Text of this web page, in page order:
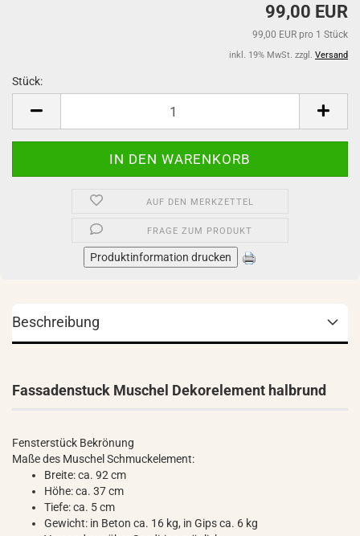
99,00 EUR
99,00 EUR pro 1 Stück
inkl. 19% MwSt. zzgl. Versand
Stück:
AUF DEN MERKZETTEL
FRAGE ZUM PRODUKT
Produktinformation drucken
Beschreibung
Fassadenstuck Muschel Dekorelement halbrund
Fensterstück Bekrönung
Maße des Muschel Schmuckelement:
Breite: ca. 92 cm
Höhe: ca. 37 cm
Tiefe: ca. 5 cm
Gewicht: in Beton ca. 16 kg, in Gips ca. 6 kg